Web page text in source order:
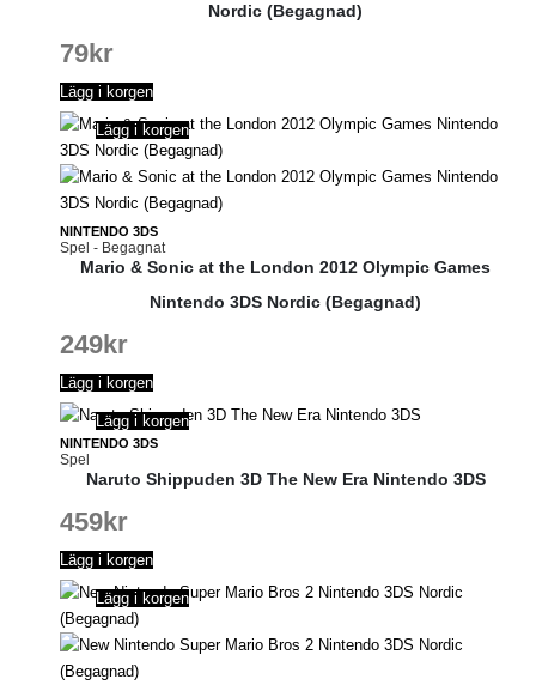
Nordic (Begagnad)
79kr
Lägg i korgen
NINTENDO 3DS
Spel - Begagnat
Lägg i korgen
Mario & Sonic at the London 2012 Olympic Games
Nintendo 3DS Nordic (Begagnad)
249kr
Lägg i korgen
NINTENDO 3DS
Spel
Lägg i korgen
Naruto Shippuden 3D The New Era Nintendo 3DS
459kr
Lägg i korgen
Lägg i korgen